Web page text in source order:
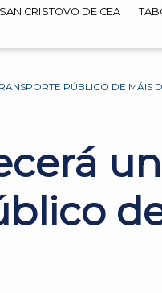
SAN CRISTOVO DE CEA
PÚBLICO DE MÁIS